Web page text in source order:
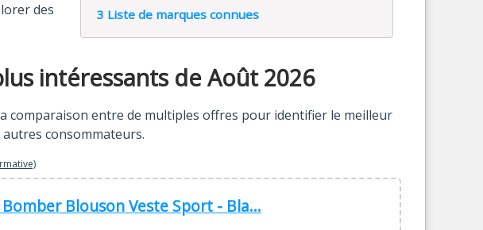
3 Liste de marques connues
des
intéressants de Août 2026
comparaison entre de multiples offres pour identifier le meilleur
consommateurs.
Blouson Veste Sport - Bla...